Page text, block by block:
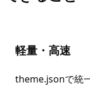
軽量・高速
theme.jsonで統